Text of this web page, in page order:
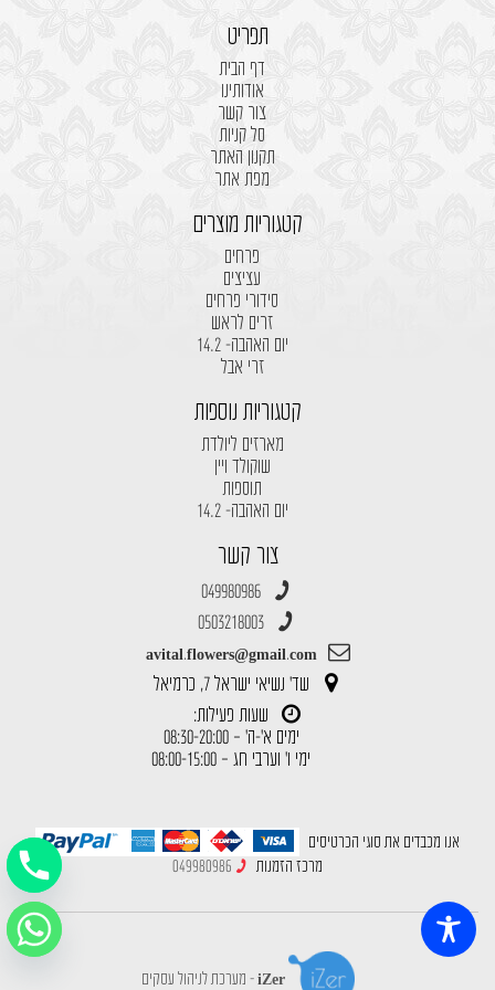
תפריט
דף הבית
אודותינו
צור קשר
סל קניות
תקנון האתר
מפת אתר
קטגוריות מוצרים
פרחים
עציצים
סידורי פרחים
זרים לראש
יום האהבה- 14.2
זרי אבל
קטגוריות נוספות
מארזים ליולדת
שוקולד ויין
תוספות
יום האהבה- 14.2
צור קשר
049980986
0503218003
avital.flowers@gmail.com
שד' נשיאי ישראל 7, כרמיאל
שעות פעילות:
ימים א'-ה' – 08:30-20:00
ימי ו' וערבי חג – 08:00-15:00
אנו מכבדים את סוגי הכרטיסים
מרכז הזמנות
iZer - מערכת לניהול עסקים